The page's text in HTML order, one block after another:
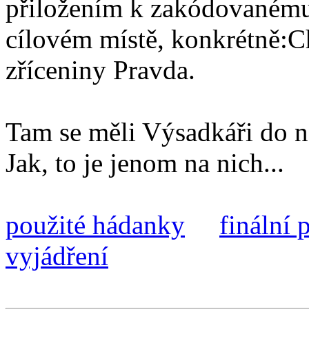
přiložením k
cílovém místě,
zříceniny Pravda.
Tam se měli Výsadkáři do
Jak, to je jenom na nich...
použité hádanky
finální
vyjádření